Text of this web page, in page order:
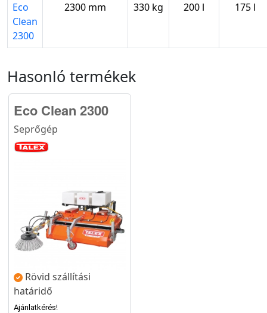
Eco
Clean
2300
2300 mm 330 kg 200 l 175 l
Hasonló termékek
Eco Clean 2300
Seprőgép
Rövid szállítási
határidő
Ajánlatkérés!